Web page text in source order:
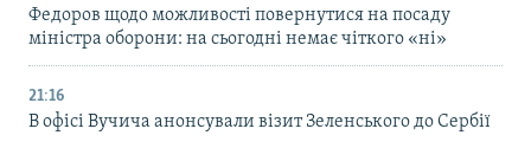
Федоров щодо можливості повернутися на посаду
міністра оборони: на сьогодні немає чіткого «ні»
21:16
В офісі Вучича анонсували візит Зеленського до Сербії